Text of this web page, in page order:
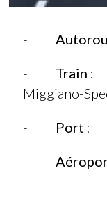
-
- Train :
Miggiano-
- Port :
-